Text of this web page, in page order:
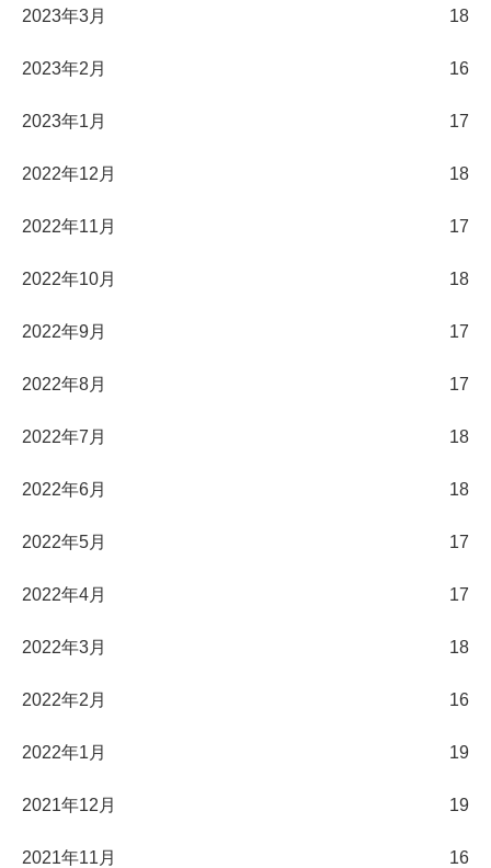
2023年3月 18
2023年2月 16
2023年1月 17
2022年12月 18
2022年11月 17
2022年10月 18
2022年9月 17
2022年8月 17
2022年7月 18
2022年6月 18
2022年5月 17
2022年4月 17
2022年3月 18
2022年2月 16
2022年1月 19
2021年12月 19
2021年11月 16